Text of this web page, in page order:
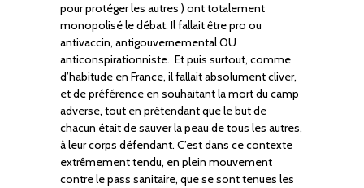
pour protéger les autres ) ont totalement
monopolisé le débat. Il fallait être pro ou
antivaccin, antigouvernemental OU
anticonspirationniste. Et puis surtout, comme
d’habitude en France, il fallait absolument cliver,
et de préférence en souhaitant la mort du camp
adverse, tout en prétendant que le but de
chacun était de sauver la peau de tous les autres,
à leur corps défendant. C’est dans ce contexte
extrêmement tendu, en plein mouvement
contre le pass sanitaire, que se sont tenues les